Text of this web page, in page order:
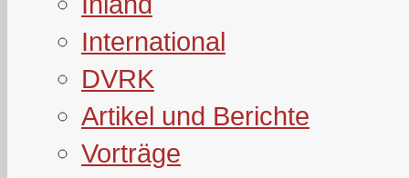
International
DVRK
Artikel und Berichte
Vorträge